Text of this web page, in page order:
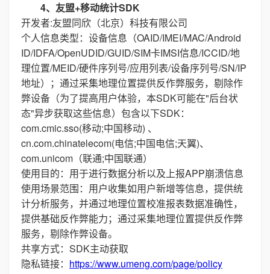
4、友盟+移动统计SDK
开发者:友盟同欣（北京）科技有限公司
个人信息类型：设备信息（OAID/IMEI/MAC/Android
ID/IDFA/OpenUDID/GUID/SIM卡IMSI信息/ICCID/地
理位置/MEID/硬件序列号/应用列表/设备序列号/SN/IP
地址）；通过采集地理位置提供反作弊服务，剔除作
弊设备（为了提高用户体验，本SDK可能在"后台状
态"异步获取这些信息）包含以下SDK：
com.cmic.sso(移动;中国移动) 、
cn.com.chinatelecom(电信;中国电信;天翼)、
com.unicom（联通;中国联通）
使用目的：用于进行数据分析以及上报APP崩溃信息
使用场景范围：用户收集如用户新增等信息，提供统
计分析服务，并通过地理位置校准报表数据准确性，
提供基础反作弊能力；通过采集地理位置提供反作弊
服务，剔除作弊设备。
共享方式：SDK主动获取
隐私链接： https://www.umeng.com/page/policy